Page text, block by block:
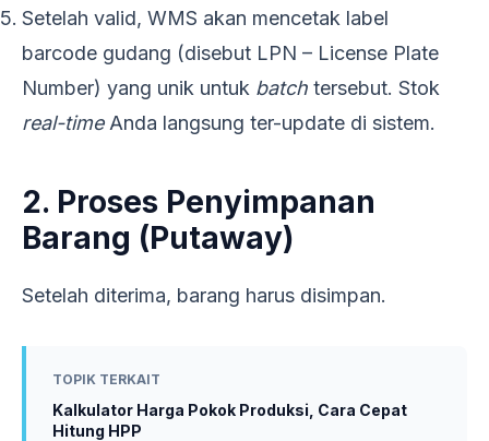
Setelah valid, WMS akan mencetak label
barcode gudang (disebut LPN – License Plate
Number) yang unik untuk batch tersebut. Stok
real-timeAnda langsung ter-update di sistem.
2. Proses Penyimpanan
Barang (Putaway)
Setelah diterima, barang harus disimpan.
TOPIK TERKAIT
Kalkulator Harga Pokok Produksi, Cara Cepat
Hitung HPP